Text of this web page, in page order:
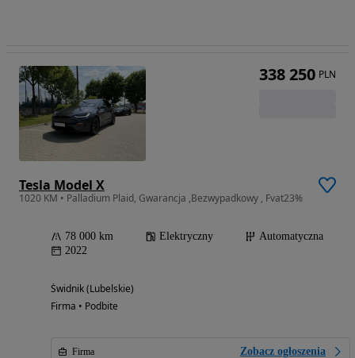
Tesla Model X
1020 KM • Palladium Plaid, Gwarancja ,Bezwypadkowy , Fvat23%
78 000 km Elektryczny
Automatyczna
2022
Świdnik (Lubelskie)
Firma • Podbite
Firma Zobacz ogłoszenia
338 250 PLN